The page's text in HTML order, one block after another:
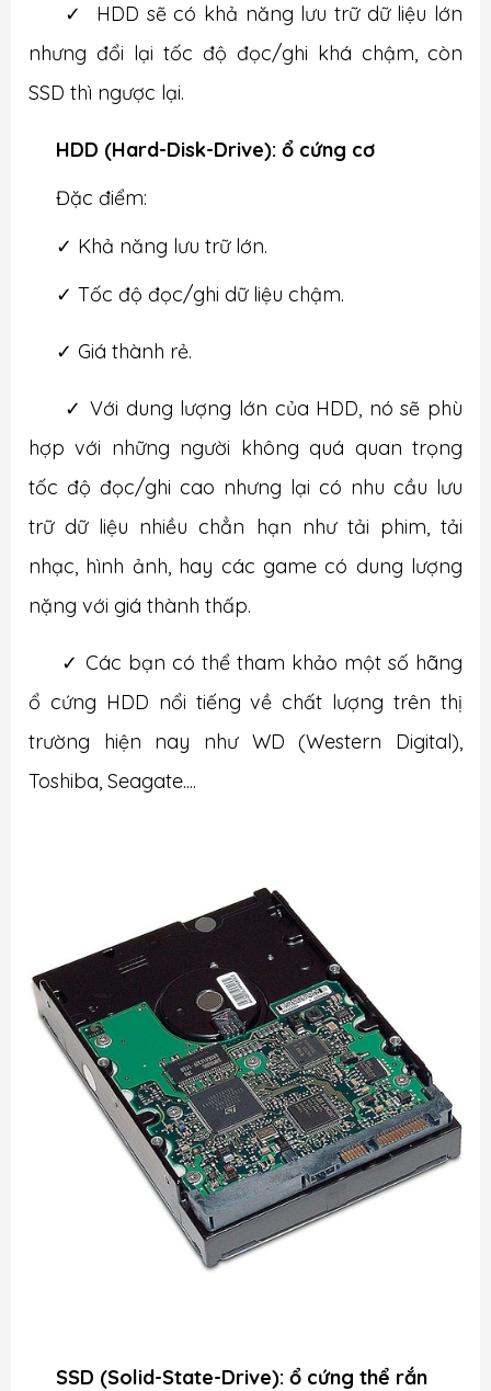
✓
HDD sẽ có khả năng lưu trữ dữ liệu lớn
nhưng đổi lại tốc độ đọc/ghi khá chậm, còn
SSD thì ngược lại.
HDD (Hard-Disk-Drive): ổ cứng cơ
Đặc điểm:
✓ Khả năng lưu trữ lớn.
✓ Tốc độ đọc/ghi dữ liệu chậm.
✓ Giá thành rẻ.
✓Với dung lượng lớn của HDD, nó sẽ phù
hợp với những người không quá quan trọng
tốc độ đọc/ghi cao nhưng lại có nhu cầu lưu
trữ dữ liệu nhiều chẳn hạn như tải phim, tải
nhạc, hình ảnh, hay các game có dung lượng
nặng với giá thành thấp.
✓ Các bạn có thể tham khảo một số hãng
ổ cứng HDD nổi tiếng về chất lượng trên thị
trường hiện nay như WD (Western Digital),
Toshiba, Seagate....
SSD (Solid-State-Drive): ổ cứng thể rắn